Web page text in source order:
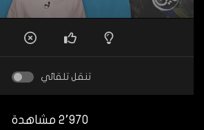
تنقل تلقائي
2٬970 مشاهدة